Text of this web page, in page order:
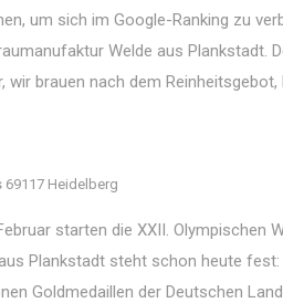
um sich im Google-Ranking zu
Welde aus
wir brauen nach dem Reinheitsgebot,
69117 Heidelberg
starten die XXII. Olympischen
Plankstadt steht schon heute
Goldmedaillen der Deutschen